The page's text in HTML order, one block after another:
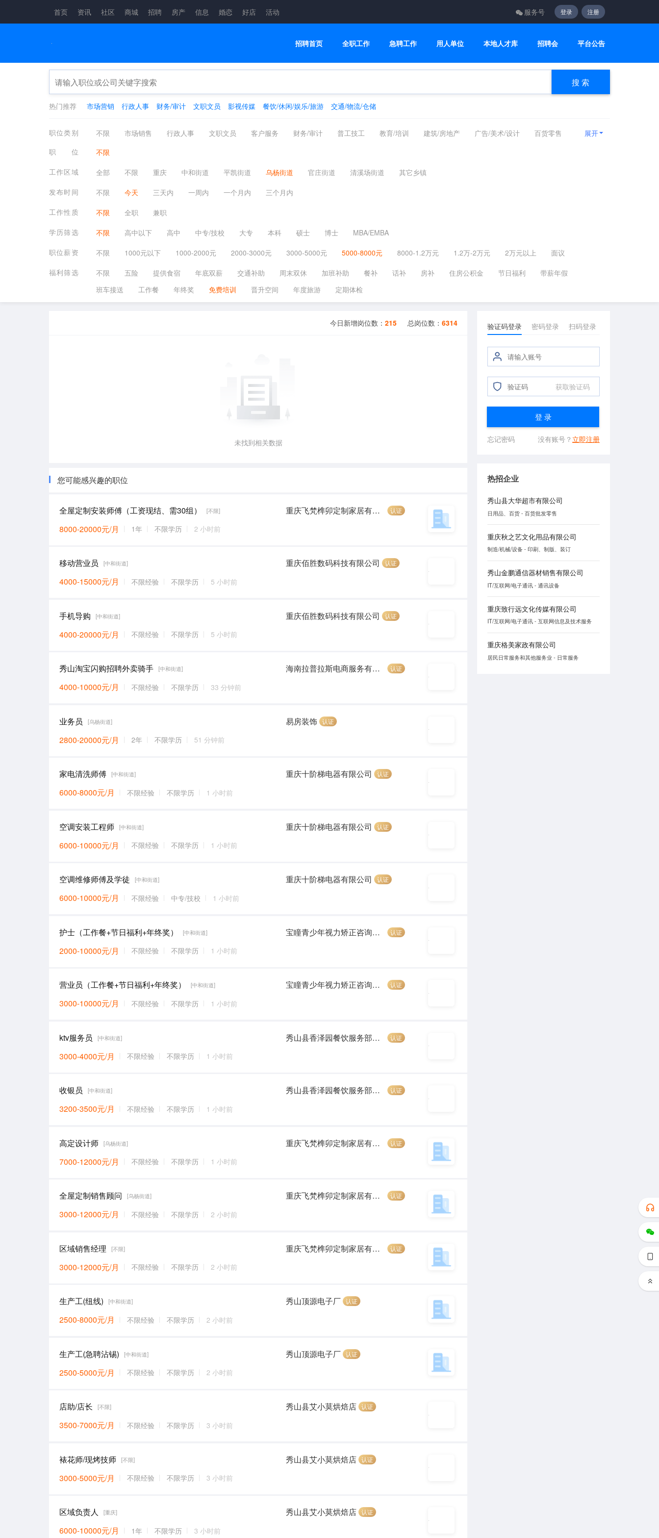
首页 资讯 社区 商城 招聘 房产 信息 婚恋 好店 活动 服务号 登录 注册
招聘首页 全职工作 急聘工作 用人单位 本地人才库 招聘会 平台公告
搜 索
热门推荐 市场营销 行政人事 财务/审计 文职文员 影视传媒 餐饮/休闲/娱乐/旅游 交通/物流/仓储
职位类别 不限 市场销售 行政人事 文职文员 客户服务 财务/审计 普工技工 教育/培训 建筑/房地产 广告/美术/设计
百货零售
生产制造
展开
职位
不限
工作区域
全部 不限 重庆 中和街道 平凯街道 乌杨街道 官庄街道 清溪场街道
其它乡镇
发布时间
不限 今天 三天内 一周内 一个月内
三个月内
工作性质
不限 全职
兼职
学历筛选
不限 高中以下 高中 中专/技校 大专 本科 硕士 博士
MBA/EMBA
职位薪资
不限 1000元以下 1000-2000元 2000-3000元 3000-5000元 5000-8000元 8000-1.2万元 1.2万-2万元 2万元以上
面议
福利筛选
不限 五险 提供食宿 年底双薪 交通补助 周末双休 加班补助 餐补 话补 房补 住房公积金 节日福利
带薪年假
班车接送
工作餐 年终奖 免费培训 晋升空间 年度旅游 定期体检
今日新增岗位数：215 总岗位数：6314
未找到相关数据
您可能感兴趣的职位
全屋定制安装师傅（工资现结、需30组） [不限]
8000-20000元/月 1年 不限学历 2 小时前
重庆飞梵榫卯定制家居有限公司 认证
移动营业员 [中和街道]
4000-15000元/月 不限经验 不限学历 5 小时前
重庆佰胜数码科技有限公司 认证
手机导购 [中和街道]
4000-20000元/月 不限经验 不限学历 5 小时前
重庆佰胜数码科技有限公司 认证
秀山淘宝闪购招聘外卖骑手 [中和街道]
4000-10000元/月 不限经验 不限学历 33 分钟前
海南拉普拉斯电商服务有限公司 认证
业务员 [乌杨街道]
2800-20000元/月 2年 不限学历 51 分钟前
易房装饰 认证
家电清洗师傅 [中和街道]
6000-8000元/月 不限经验 不限学历 1 小时前
重庆十阶梯电器有限公司 认证
空调安装工程师 [中和街道]
6000-10000元/月 不限经验 不限学历 1 小时前
重庆十阶梯电器有限公司 认证
空调维修师傅及学徒 [中和街道]
6000-10000元/月 不限经验 中专/技校 1 小时前
重庆十阶梯电器有限公司 认证
护士（工作餐+节日福利+年终奖） [中和街道]
2000-10000元/月 不限经验 不限学历 1 小时前
宝瞳青少年视力矫正咨询中心 认证
营业员（工作餐+节日福利+年终奖） [中和街道]
3000-10000元/月 不限经验 不限学历 1 小时前
宝瞳青少年视力矫正咨询中心 认证
ktv服务员 [中和街道]
3000-4000元/月 不限经验 不限学历 1 小时前
秀山县香泽园餐饮服务部（个体工商户） 认证
收银员 [中和街道]
3200-3500元/月 不限经验 不限学历 1 小时前
秀山县香泽园餐饮服务部（个体工商户） 认证
高定设计师 [乌杨街道]
7000-12000元/月 不限经验 不限学历 1 小时前
重庆飞梵榫卯定制家居有限公司 认证
全屋定制销售顾问 [乌杨街道]
3000-12000元/月 不限经验 不限学历 2 小时前
重庆飞梵榫卯定制家居有限公司 认证
区域销售经理 [不限]
3000-12000元/月 不限经验 不限学历 2 小时前
重庆飞梵榫卯定制家居有限公司 认证
生产工(纽线) [中和街道]
2500-8000元/月 不限经验 不限学历 2 小时前
秀山顶源电子厂 认证
生产工(急聘沾锡) [中和街道]
2500-5000元/月 不限经验 不限学历 2 小时前
秀山顶源电子厂 认证
店助/店长 [不限]
3500-7000元/月 不限经验 不限学历 3 小时前
秀山县艾小莫烘焙店 认证
裱花师/现烤技师 [不限]
3000-5000元/月 不限经验 不限学历 3 小时前
秀山县艾小莫烘焙店 认证
区域负责人 [重庆]
6000-10000元/月 1年 不限学历 3 小时前
秀山县艾小莫烘焙店 认证
验证码登录 密码登录 扫码登录
获取验证码
登 录
忘记密码 没有账号？ 立即注册
热招企业
秀山县大华超市有限公司
日用品、百货 - 百货批发零售
重庆秋之艺文化用品有限公司
制造/机械/设备 - 印刷、制版、装订
秀山金鹏通信器材销售有限公司
IT/互联网/电子通讯 - 通讯设备
重庆致行远文化传媒有限公司
IT/互联网/电子通讯 - 互联网信息及技术服务
重庆格美家政有限公司
居民日常服务和其他服务业 - 日常服务